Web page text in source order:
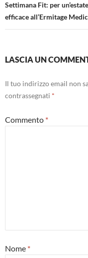
Settimana Fit: per
efficace all’Ermitage
LASCIA UN
Il tuo indirizzo email non
contrassegnati *
Commento *
Nome *